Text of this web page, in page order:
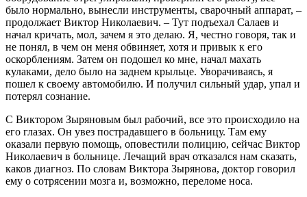
было нормально, вынесли инструменты, сварочный аппарат, –
продолжает Виктор Николаевич. – Тут подъехал Салаев и
начал кричать, мол, зачем я это делаю. Я, честно говоря, так и
не понял, в чем он меня обвиняет, хотя и привык к его
оскорблениям. Затем он подошел ко мне, начал махать
кулаками, дело было на заднем крыльце. Уворачиваясь, я
пошел к своему автомобилю. И получил сильный удар, упал и
потерял сознание.
С Виктором Зыряновым был рабочий, все это происходило на
его глазах. Он увез пострадавшего в больницу. Там ему
оказали первую помощь, оповестили полицию, сейчас Виктор
Николаевич в больнице. Лечащий врач отказался нам сказать,
каков диагноз. По словам Виктора Зырянова, доктор говорил
ему о сотрясении мозга и, возможно, переломе носа.